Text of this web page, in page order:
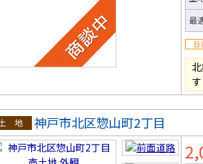
最
地
神戸市北区惣山町2丁目